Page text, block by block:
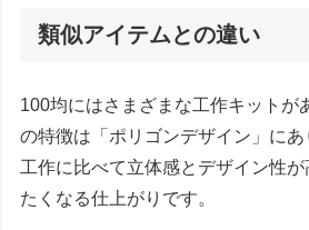
類似アイテムとの違い
100均にはさまざまな工作キットが
の特徴は「ポリゴンデザイン」に
工作に比べて立体感とデザイン性が
たくなる仕上がりです。